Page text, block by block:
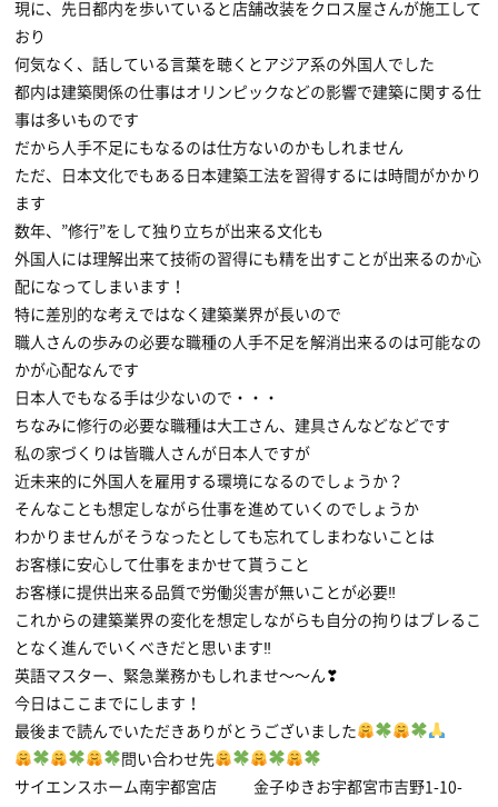
現に、先日都内を歩いていると店舗改装をクロス屋さんが施工して
おり
何気なく、話している言葉を聴くとアジア系の外国人でした
都内は建築関係の仕事はオリンピックなどの影響で建築に関する仕
事は多いものです
だから人手不足にもなるのは仕方ないのかもしれません
ただ、日本文化でもある日本建築工法を習得するには時間がかかり
ます
数年、”修行”をして独り立ちが出来る文化も
外国人には理解出来て技術の習得にも精を出すことが出来るのか心
配になってしまいます！
特に差別的な考えではなく建築業界が長いので
職人さんの歩みの必要な職種の人手不足を解消出来るのは可能なの
かが心配なんです
日本人でもなる手は少ないので・・・
ちなみに修行の必要な職種は大工さん、建具さんなどなどです
私の家づくりは皆職人さんが日本人ですが
近未来的に外国人を雇用する環境になるのでしょうか？
そんなことも想定しながら仕事を進めていくのでしょうか
わかりませんがそうなったとしても忘れてしまわないことは
お客様に安心して仕事をまかせて貰うこと
お客様に提供出来る品質で労働災害が無いことが必要‼
これからの建築業界の変化を想定しながらも自分の拘りはブレるこ
となく進んでいくべきだと思います‼
英語マスター、緊急業務かもしれませ〜〜ん❣
今日はここまでにします！
最後まで読んでいただきありがとうございました
問い合わせ先
サイエンスホーム南宇都宮店 金子ゆきお宇都宮市吉野1-10-